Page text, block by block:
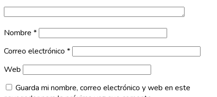
Nombre *
Correo electrónico *
Web
Guarda mi nombre, correo electrónico y web en este